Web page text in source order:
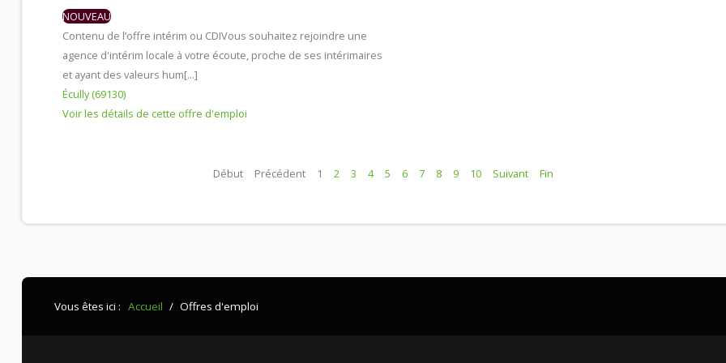
NOUVEAU
Contenu de l’offre intérim ou CDIVous souhaitez rejoindre une
agence d'intérim locale à votre écoute, proche de ses intérimaires
et ayant des valeurs hum[...]
Écully (69130)
Voir les détails de cette offre d'emploi
Début Précédent 1 2 3 4 5 6 7 8 9 10 Suivant Fin
Vous êtes ici : Accueil / Offres d'emploi